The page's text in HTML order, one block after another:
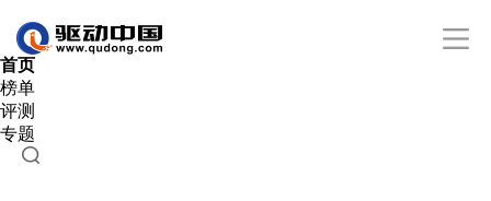
首页
榜单
评测
专题